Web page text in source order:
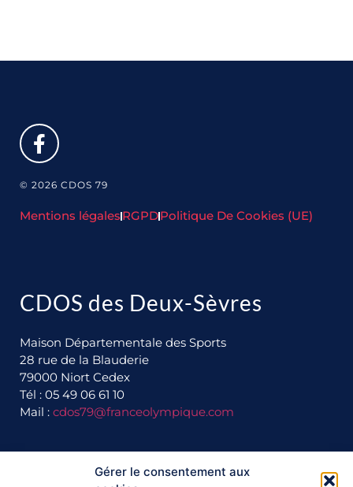
Gérer le consentement aux
© 2026 CDOS 79
Mentions légales RGPDPolitique De Cookies (UE)
CDOS des Deux-Sèvres
Maison Départementale des Sports
28 rue de la Blauderie
79000 Niort Cedex
Tél : 05 49 06 61 10
Mail : cdos79@franceolympique.com
Ils nous soutiennent :